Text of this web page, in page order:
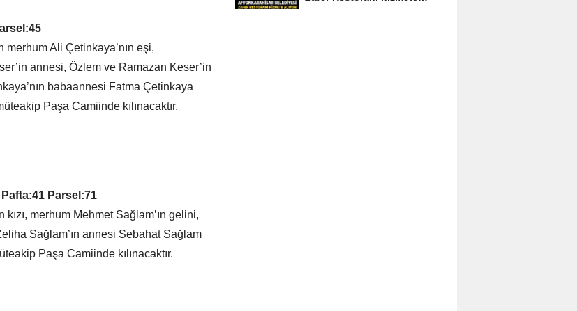
Ali Çetinkaya’nın eşi,
annesi, Özlem ve Ramazan Keser’in
babaannesi Fatma Çetinkaya
Paşa Camiinde kılınacaktır.
Pafta:41 Parsel:71
merhum Mehmet Sağlam’ın gelini,
Sağlam’ın annesi Sebahat Sağlam
Paşa Camiinde kılınacaktır.